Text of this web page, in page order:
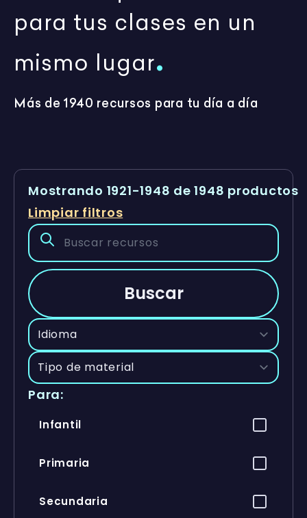
para tus clases en un
mismo lugar.
Más de 1940 recursos para tu día a día
Mostrando 1921-1948 de 1948 productos
Limpiar filtros
Buscar
Para:
Infantil
Primaria
Secundaria